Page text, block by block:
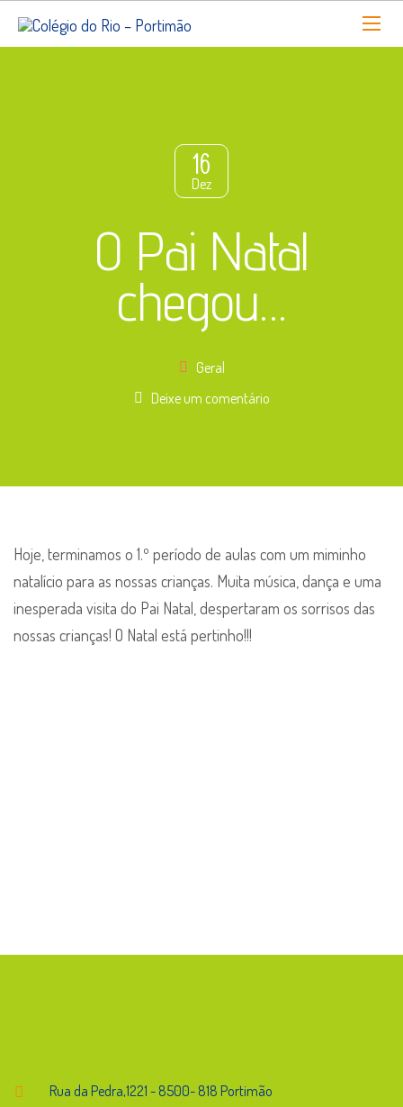
16
Dez
O Pai Natal
chegou…
Geral
Deixe um comentário
Hoje, terminamos o 1.º período de aulas com um miminho
natalício para as nossas crianças. Muita música, dança e uma
inesperada visita do Pai Natal, despertaram os sorrisos das
nossas crianças! O Natal está pertinho!!!
Rua da Pedra,1221 - 8500- 818 Portimão